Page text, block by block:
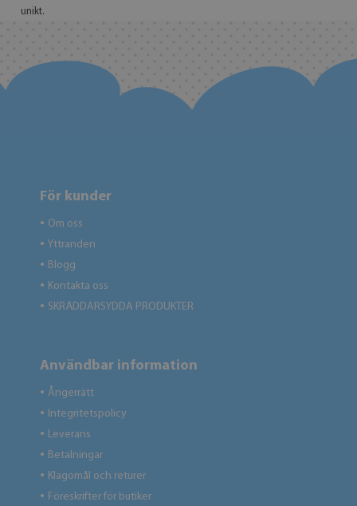
unikt.
För kunder
● Om oss
● Yttranden
● Blogg
● Kontakta oss
● SKRÄDDARSYDDA PRODUKTER
Användbar information
● Ångerrätt
● Integritetspolicy
● Leverans
● Betalningar
● Klagomål och returer
● Föreskrifter för butiker